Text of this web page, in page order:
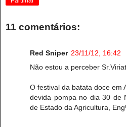
11 comentários:
Red Sniper 23/11/12, 16:42
Não estou a perceber
O festival da batata doce em
devida pompa no dia 30 de
de Estado da Agricultura,